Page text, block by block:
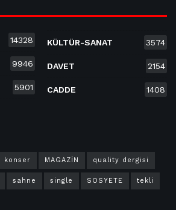
14328
9946
5901
KÜLTÜR-SANAT 3574
DAVET 2154
CADDE 1408
konser MAGAZİN quality dergisi
sahne single SOSYETE tekli